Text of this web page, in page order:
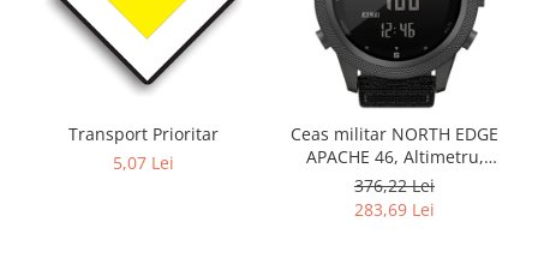
Transport Prioritar
5,07 Lei
Ceas militar NORTH EDGE
APACHE 46, Altimetru,
Barometru, Cronometru,
Termometru, Pedometru,
Busola
376,22 Lei
283,69 Lei